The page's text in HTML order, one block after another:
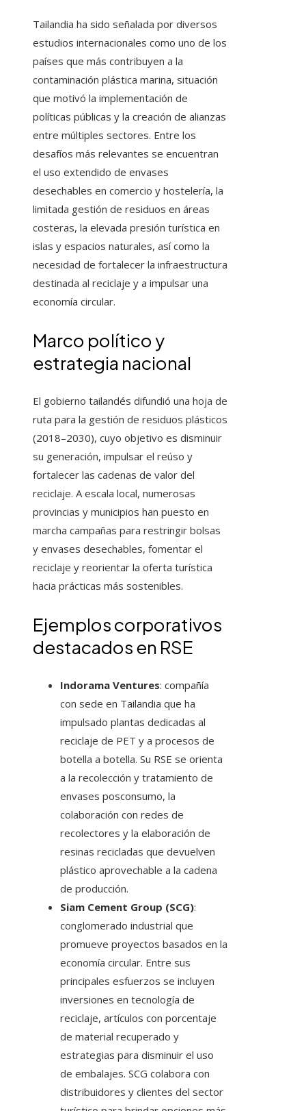
Tailandia ha sido señalada por diversos
estudios internacionales como uno de los
países que más contribuyen a la
contaminación plástica marina, situación
que motivó la implementación de
políticas públicas y la creación de alianzas
entre múltiples sectores. Entre los
desafíos más relevantes se encuentran
el uso extendido de envases
desechables en comercio y hostelería, la
limitada gestión de residuos en áreas
costeras, la elevada presión turística en
islas y espacios naturales, así como la
necesidad de fortalecer la infraestructura
destinada al reciclaje y a impulsar una
economía circular.
Marco político y
estrategia nacional
El gobierno tailandés difundió una hoja de
ruta para la gestión de residuos plásticos
(2018–2030), cuyo objetivo es disminuir
su generación, impulsar el reúso y
fortalecer las cadenas de valor del
reciclaje. A escala local, numerosas
provincias y municipios han puesto en
marcha campañas para restringir bolsas
y envases desechables, fomentar el
reciclaje y reorientar la oferta turística
hacia prácticas más sostenibles.
Ejemplos corporativos
destacados en RSE
Indorama Ventures: compañía
con sede en Tailandia que ha
impulsado plantas dedicadas al
reciclaje de PET y a procesos de
botella a botella. Su RSE se orienta
a la recolección y tratamiento de
envases posconsumo, la
colaboración con redes de
recolectores y la elaboración de
resinas recicladas que devuelven
plástico aprovechable a la cadena
de producción.
Siam Cement Group (SCG):
conglomerado industrial que
promueve proyectos basados en la
economía circular. Entre sus
principales esfuerzos se incluyen
inversiones en tecnología de
reciclaje, artículos con porcentaje
de material recuperado y
estrategias para disminuir el uso
de embalajes. SCG colabora con
distribuidores y clientes del sector